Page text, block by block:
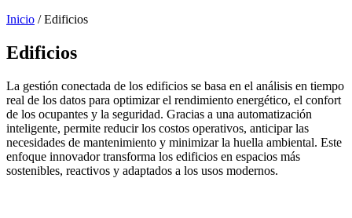
Inicio /Edificios
Edificios
La gestión conectada de los edificios se basa en el análisis en tiempo
real de los datos para optimizar el rendimiento energético, el confort
de los ocupantes y la seguridad. Gracias a una automatización
inteligente, permite reducir los costos operativos, anticipar las
necesidades de mantenimiento y minimizar la huella ambiental. Este
enfoque innovador transforma los edificios en espacios más
sostenibles, reactivos y adaptados a los usos modernos.